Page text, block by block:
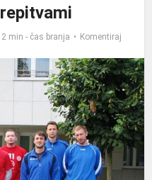
2 min - čas branja Komentiraj